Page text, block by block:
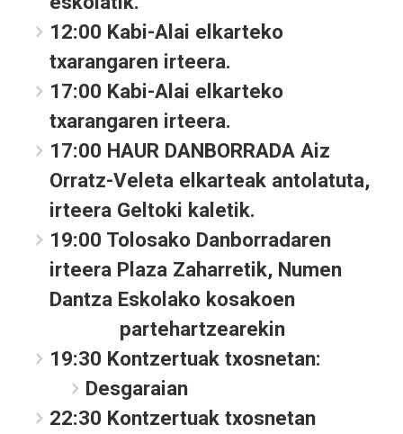
12:00 Kabi-Alai elkarteko
txarangaren irteera.
17:00 Kabi-Alai elkarteko
txarangaren irteera.
17:00 HAUR DANBORRADA Aiz
Orratz-Veleta elkarteak antolatuta,
irteera Geltoki kaletik.
19:00 Tolosako Danborradaren
irteera Plaza Zaharretik, Numen
Dantza Eskolako kosakoen
partehartzearekin
19:30 Kontzertuak txosnetan:
Desgaraian
22:30 Kontzertuak txosnetan